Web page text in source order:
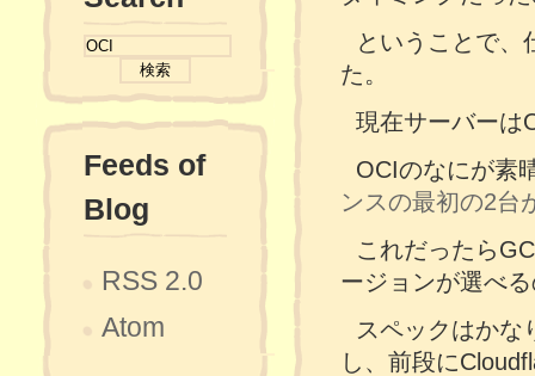
ということで、
た。
現在サーバーは
OCIのなにが素
ンスの最初の2台
これだったら
ージョンが選べ
スペックはかな
し、前段に
Feeds of
Blog
RSS 2.0
Atom